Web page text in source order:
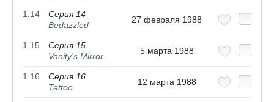
1.14
Серия 14
Bedazzled
27 февраля 1988
1.15
Серия 15
Vanity's Mirror
5 марта 1988
1.16
Серия 16
Tattoo
12 марта 1988